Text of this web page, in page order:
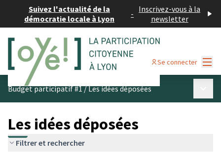
Suivez l'actualité de la
démocratie locale à Lyon
- Inscrivez-vous à la
newsletter
Se connecter
Budget participatif #1/Les idées déposées
Les idées déposées
Filtrer et rechercher